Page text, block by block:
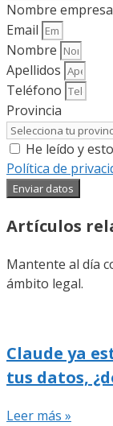
Nombre
Email
Nombre
Apellidos
Teléfono
Provincia
He leído y
Política de
Enviar datos
Artículos
Mantente al día
ámbito legal.
Claude ya
tus datos,
Leer más »